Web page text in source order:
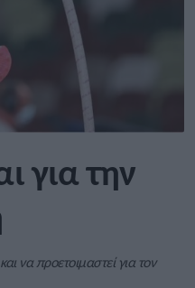
για την
να προετοιμαστεί για τον